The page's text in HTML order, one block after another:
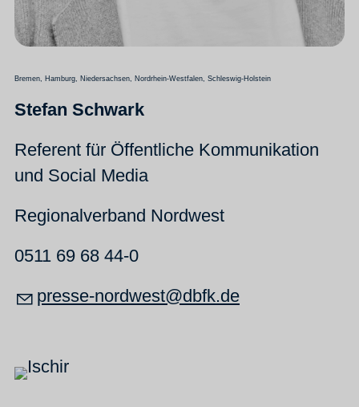
Bremen, Hamburg, Niedersachsen, Nordrhein-Westfalen, Schleswig-Holstein
Stefan Schwark
Referent für Öffentliche Kommunikation
und Social Media
Regionalverband Nordwest
0511 69 68 44-0
pr ss -n rdw st dbfk d